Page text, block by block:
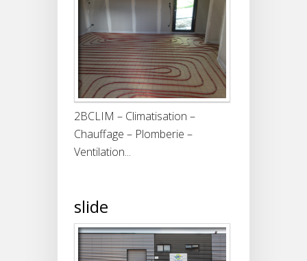
2BCLIM – Climatisation –
Chauffage – Plomberie –
Ventilation...
slide